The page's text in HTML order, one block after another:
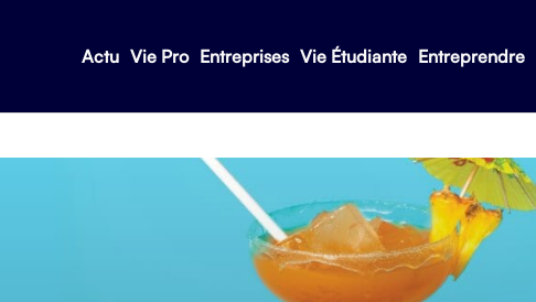
Actu Vie Pro Entreprises Vie Étudiante Entreprendre